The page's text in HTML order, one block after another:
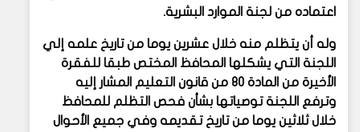
اعتماده من لجنة الموارد البشرية.
وله أن يتظلم منه خلال عشرين يوما من تاريخ علمه إلي
اللجنة التي يشكلها المحافظ المختص طبقا للفقرة
الأخيرة من المادة 80 من قانون التعليم المشار إليه
وترفع اللجنة توصياتها بشأن فحص التظلم للمحافظ
خلال ثلاثين يوما من تاريخ تقديمه وفي جميع الأحوال